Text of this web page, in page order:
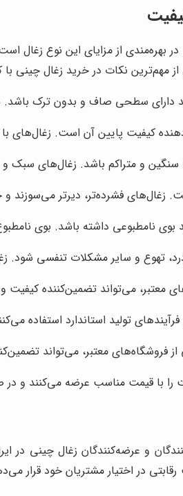
بهره‌مندی از مزایای این نوع زغال
مهم‌ترین نکات در خرید زغال چینی با
دارای سطحی صاف و بدون ترک باشد.
کیفیت پایین آن است. زغال‌های
و متراکم باشد. زغال‌های سبک و
زغال‌های فشرده‌تر، دیرتر می‌سوزند و
بوی نامطبوعی داشته باشد. بوی
تهوع و سایر مشکلات تنفسی شود.
معتبر، می‌تواند تضمین‌کننده
فرآیندهای تولید استاندارد استفاده
از فروشگاه‌های معتبر، می‌تواند
را با قیمت مناسب عرضه می‌کنند و
و عرضه‌کنندگان زغال چینی
رقابتی در اختیار مشتریان خود